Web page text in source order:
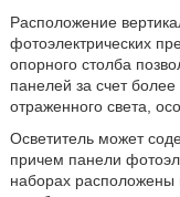
Расположение
фотоэлектрических
опорного столба
панелей за счет
отраженного света,
Осветитель может
причем панели
наборах расположены